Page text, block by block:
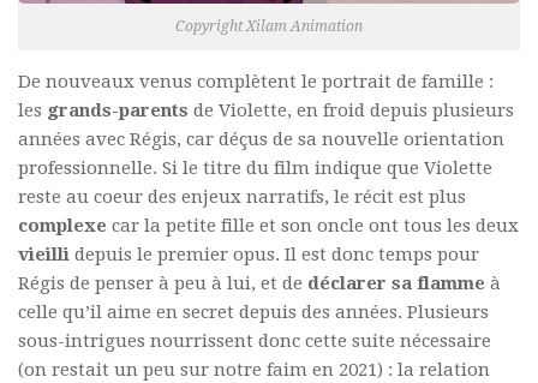
Copyright Xilam Animation
De nouveaux venus complètent le portrait de famille :
les grands-parents de Violette, en froid depuis plusieurs
années avec Régis, car déçus de sa nouvelle orientation
professionnelle. Si le titre du film indique que Violette
reste au coeur des enjeux narratifs, le récit est plus
complexe car la petite fille et son oncle ont tous les deux
vieilli depuis le premier opus. Il est donc temps pour
Régis de penser à peu à lui, et de déclarer sa flamme à
celle qu’il aime en secret depuis des années. Plusieurs
sous-intrigues nourrissent donc cette suite nécessaire
(on restait un peu sur notre faim en 2021) : la relation